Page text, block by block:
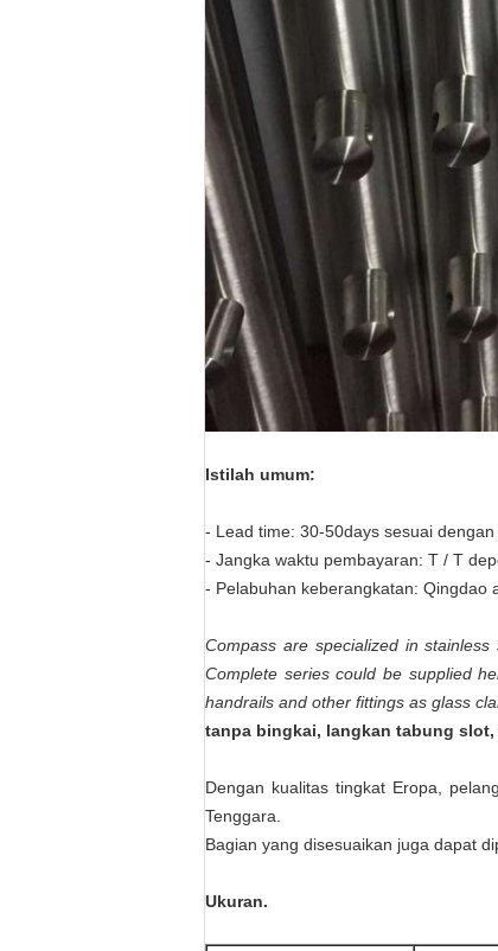
Istilah umum:
- Lead time: 30-50days sesuai dengan
- Jangka waktu pembayaran: T / T
- Pelabuhan keberangkatan: Qingdao
Compass are specialized in stainless
Complete series could be supplied
handrails and other fittings as glass
tanpa bingkai, langkan tabung
Dengan kualitas tingkat Eropa,
Tenggara.
Bagian yang disesuaikan juga dapat
Ukuran.